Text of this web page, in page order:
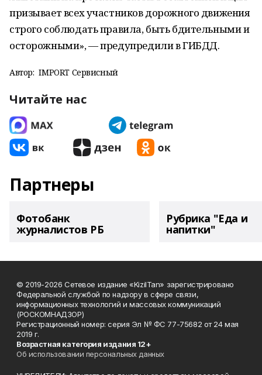
призывает всех участников дорожного движения
строго соблюдать правила, быть бдительными и
осторожными», — предупредили в ГИБДД.
Автор: IMPORT Сервисный
Читайте нас
Партнеры
Фотобанк
журналистов РБ
Рубрика "Еда и
напитки"
© 2019-2026 Сетевое издание «KizilTan» зарегистрировано
Федеральной службой по надзору в сфере связи,
информационных технологий и массовых коммуникаций
(РОСКОМНАДЗОР)
Регистрационный номер: серия Эл № ФС 77-75682 от 24 мая
2019 г.
Возрастная категория издания 12+
Об использовании персональных данных